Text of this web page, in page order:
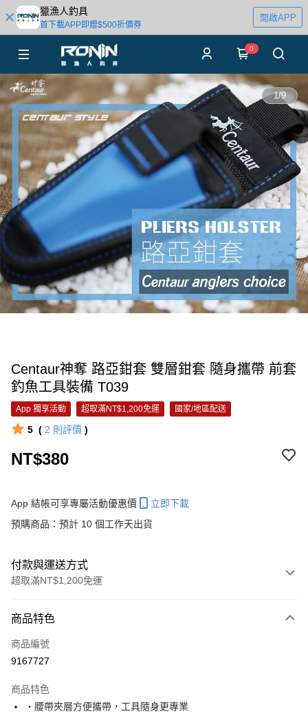
獵漁人釣具
首下載APP即贈$500折價券
開啟APP
0
1/9
Centaur神奪 路亞鉗套 雙層鉗套 隨身攜帶 前套
釣魚工具裝備 T039
App 獨享活動 超取滿NT$1,200免運 國家/地區配送
5 ( 2 則評價 )
NT$380
App 結帳可享專屬活動優惠價
立即下載
預購商品：預計 10 個工作天出貨
付款與運送方式
超取滿NT$1,200免運
信用卡一次付款
信用卡分期付款
合作金庫商業銀行
華南商業銀行
彰化商業銀行
超商取貨付款
商品特色
商品編號
9167727
商品特色
‧腰帶夾層方便攜帶，工具隨身更專業